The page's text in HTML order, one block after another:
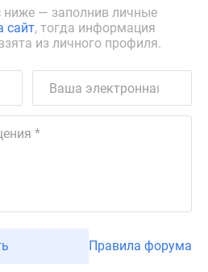
ниже — заполнив личные
сайт, тогда информация
из личного профиля.
Правила форума